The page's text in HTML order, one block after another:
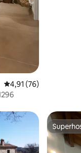
Gemiddelde
4,91 (76)
1296